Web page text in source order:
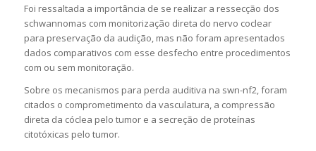
Foi ressaltada a importância de se realizar a ressecção dos
schwannomas com monitorização direta do nervo coclear
para preservação da audição, mas não foram apresentados
dados comparativos com esse desfecho entre procedimentos
com ou sem monitoração.
Sobre os mecanismos para perda auditiva na swn-nf2, foram
citados o comprometimento da vasculatura, a compressão
direta da cóclea pelo tumor e a secreção de proteínas
citotóxicas pelo tumor.